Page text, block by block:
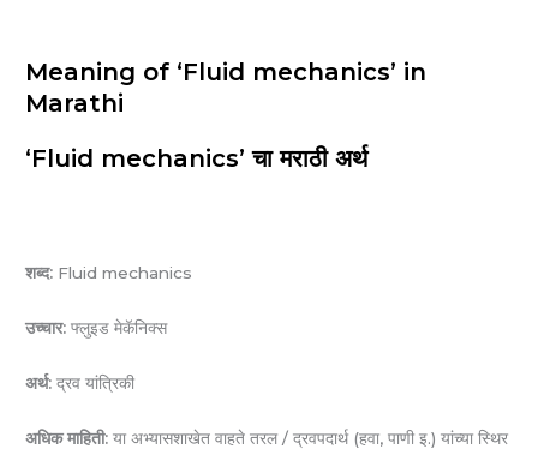
Meaning of ‘Fluid mechanics’ in
Marathi
‘Fluid mechanics’ चा मराठी अर्थ
शब्द: Fluid mechanics
उच्चार: फ्लुइड मेकॅनिक्स
अर्थ: द्रव यांत्रिकी
अधिक माहिती: या अभ्यासशाखेत वाहते तरल / द्रवपदार्थ (हवा, पाणी इ.) यांच्या स्थिर